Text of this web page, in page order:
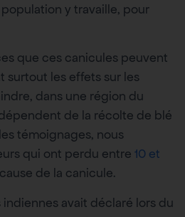
y travaille, pour
que ces canicules peuvent
surtout les effets sur les
dans une région du
de la récolte de blé
témoignages, nous
qui ont perdu entre 10 et
de la canicule.
avait déclaré lors du